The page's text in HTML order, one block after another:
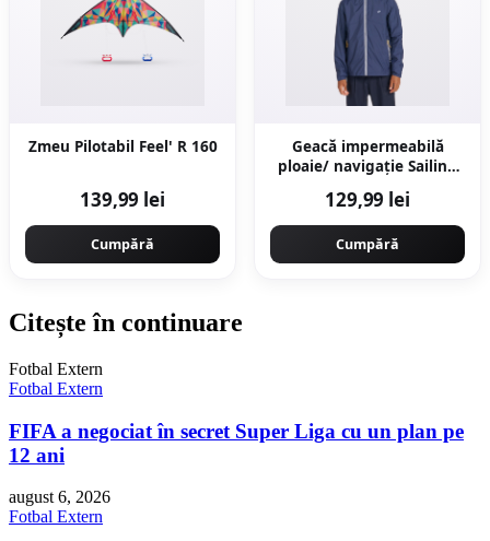
Zmeu Pilotabil Feel' R 160
139,99 lei
Cumpără
Geacă impermeabilă
ploaie/ navigație Sailing
129,99 lei
Cumpără
Citește în continuare
Fotbal Extern
Fotbal Extern
FIFA a negociat în secret Super Liga cu un plan pe
12 ani
august 6, 2026
Fotbal Extern